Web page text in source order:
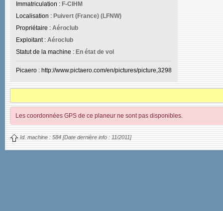
Immatriculation : F-CIHM
Localisation : Puivert (France) (LFNW)
Propriétaire : Aéroclub
Exploitant : Aéroclub
Statut de la machine : En état de vol
Picaero : http://www.pictaero.com/en/pictures/picture,3298
Les coordonnées GPS de ce planeur ne sont pas disponibles.
Id. machine : 584 [Date dernière info : 11/2011]